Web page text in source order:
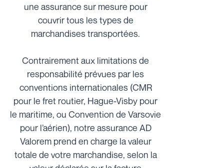
une assurance sur mesure pour
couvrir tous les types de
marchandises transportées.
Contrairement aux limitations de
responsabilité prévues par les
conventions internationales (CMR
pour le fret routier, Hague-Visby pour
le maritime, ou Convention de Varsovie
pour l’aérien), notre assurance AD
Valorem prend en charge la valeur
totale de votre marchandise, selon la